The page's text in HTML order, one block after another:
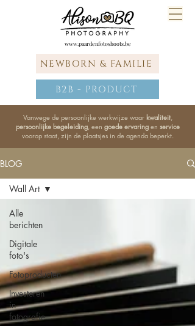
www.paardenfotoshoots.be
Vanwege de persoonlijke werkwijze waar kwaliteit,
persoonlijke begeleiding, een goede ervaringen service
voorop staat, zijn de plaatsjes in de agenda beperkt.
B2B - PRODUCT
NEWBORN & FAMILIE
BLOG
Alle
berichten
Digitale
foto's
Fotoproducten
Investeren
in
fotografie
Wall Art